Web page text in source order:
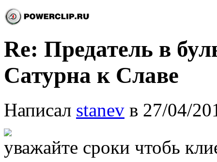
Re: Предатель в
Сатурна к Славе
Написал stanev в 27/04/
уважайте сроки чтобь